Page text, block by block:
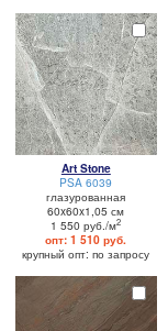
Art Stone
PSA 6039
глазурованная
60x60x1,05 см
1 550 руб./м2
опт: 1 510 руб.
крупный опт: по запросу